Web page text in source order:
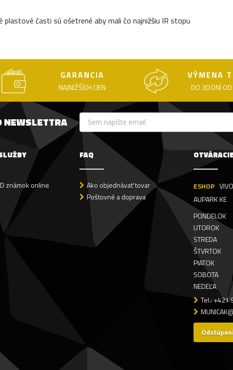
časti sú ošetrené aby mali čo najnižšiu IR stopu
GARANCIA
NAJNIŽŠÍCH CIEN
VÝMENA
DO 30 DNÍ
NEWSLETTRA
známok online
FAQ
Ako objednávať tovar
Poštovné a doprava
ESHOP
AUPARK KE
PONDELOK
UTOROK
STREDA
ŠTVRTOK
PIATOK
SOBOTA
NEDEĽA
Tel.: +421